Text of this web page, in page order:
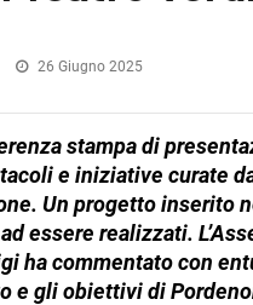
26 Giugno 2025
stampa di
e iniziative curate
Un progetto inserito
essere realizzati.
ha commentato con
e gli obiettivi di